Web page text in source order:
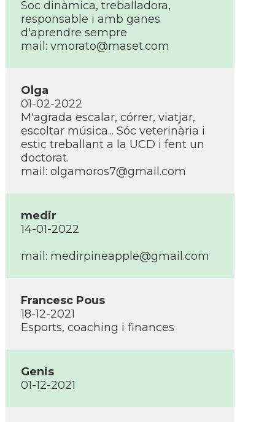
Soc dinàmica, treballadora,
responsable i amb ganes
d'aprendre sempre
mail: vmorato@maset.com
Olga
01-02-2022
M'agrada escalar, córrer, viatjar,
escoltar música... Sóc veterinària i
estic treballant a la UCD i fent un
doctorat.
mail: olgamoros7@gmail.com
medir
14-01-2022
mail: medirpineapple@gmail.com
Francesc Pous
18-12-2021
Esports, coaching i finances
Genis
01-12-2021